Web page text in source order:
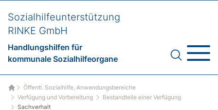
Sozialhilfeunterstützung
RINKE GmbH
Handlungshilfen für
kommunale Sozialhilfeorgane
Startseite
Öffentl. Sozialhilfe, Anwendungsbereiche
Verfügung und Vorbereitung
Bestandteile einer Verfügung
Sachverhalt